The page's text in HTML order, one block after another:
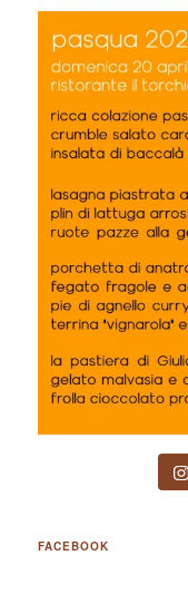
FACEBOOK